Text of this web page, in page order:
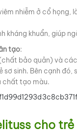
nhiễm ở cổ họng,
kháng khuẩn, giúp
tạo:
bảo quản) và
sinh. Bên cạnh đó,
chất tạo màu.
cho